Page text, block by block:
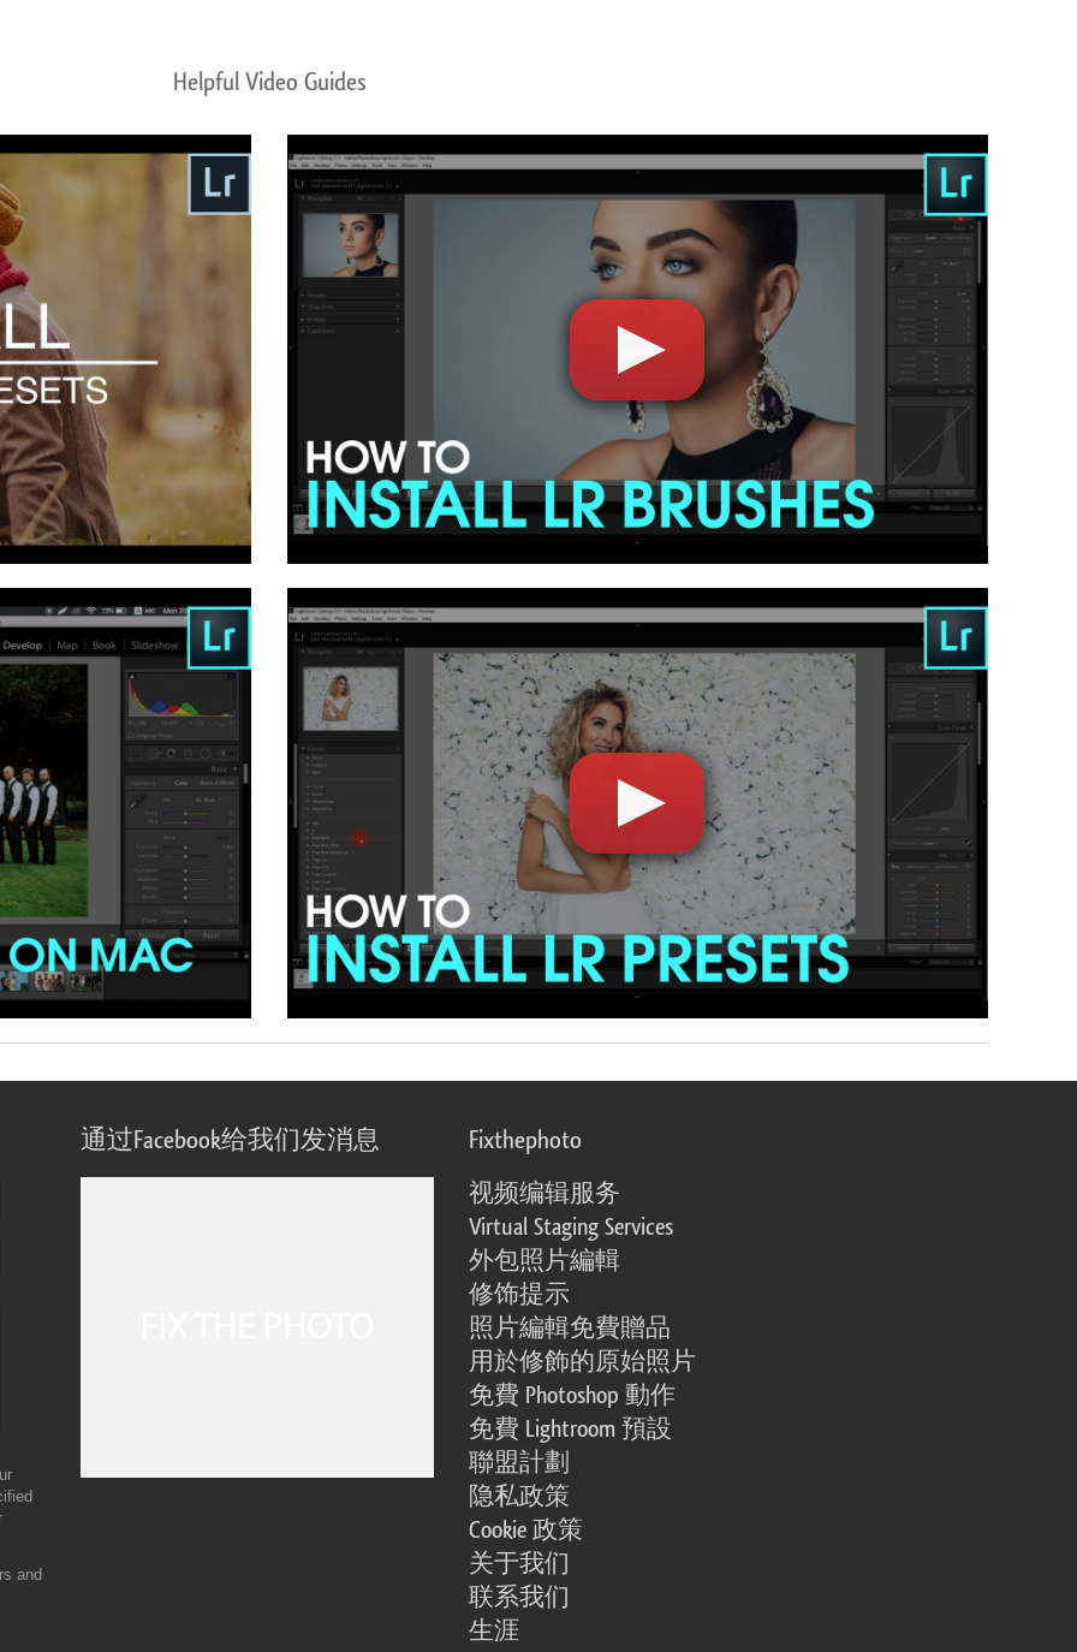
Helpful Video Guides
and
通过Facebook给我们发消息 Fixthephoto
视频编辑服务
Virtual Staging Services
外包照片編輯
修饰提示
照片編輯免費贈品
用於修飾的原始照片
免費 Photoshop 動作
免費 Lightroom 預設
聯盟計劃
隐私政策
Cookie 政策
关于我们
联系我们
生涯